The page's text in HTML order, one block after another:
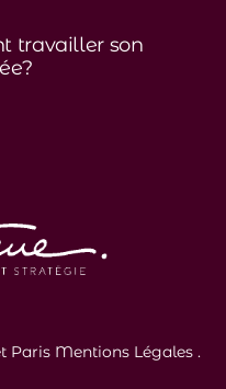
travailler son
Paris Mentions Légales .